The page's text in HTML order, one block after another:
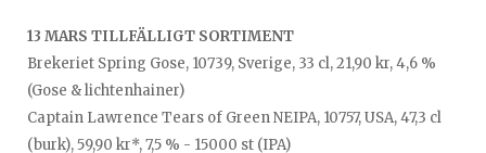
13 MARS TILLFÄLLIGT SORTIMENT
Brekeriet Spring Gose, 10739, Sverige, 33 cl, 21,90 kr, 4,6 %
(Gose & lichtenhainer)
Captain Lawrence Tears of Green NEIPA, 10757, USA, 47,3 cl
(burk), 59,90 kr*, 7,5 % - 15000 st (IPA)